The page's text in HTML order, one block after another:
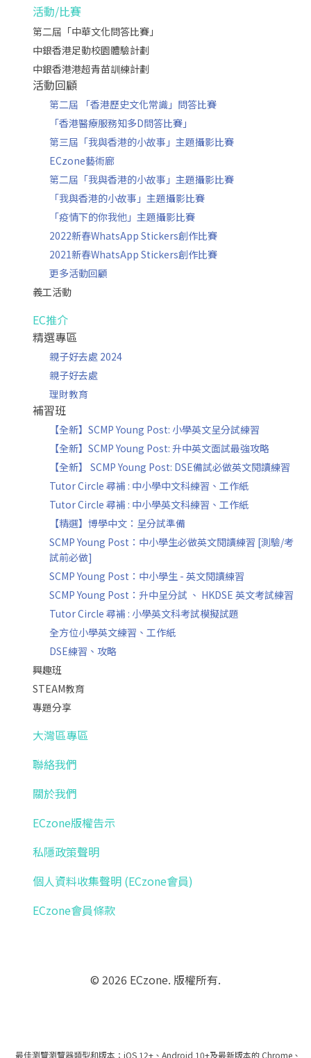
活動/比賽
第二屆「中華文化問答比賽」
中銀香港足動校園體驗計劃
中銀香港港超青苗訓練計劃
活動回顧
第二屆 「香港歷史文化常識」問答比賽
「香港醫療服務知多D問答比賽」
第三屆「我與香港的小故事」主題攝影比賽
ECzone藝術廊
第二屆「我與香港的小故事」主題攝影比賽
「我與香港的小故事」主題攝影比賽
「疫情下的你我他」主題攝影比賽
2022新春WhatsApp Stickers創作比賽
2021新春WhatsApp Stickers創作比賽
更多活動回顧
義工活動
EC推介
精選專區
親子好去處 2024
親子好去處
理財教育
補習班
【全新】SCMP Young Post: 小學英文呈分試練習
【全新】SCMP Young Post: 升中英文面試最強攻略
【全新】 SCMP Young Post: DSE備試必做英文閱讀練習
Tutor Circle 尋補 : 中小學中文科練習、工作紙
Tutor Circle 尋補 : 中小學英文科練習、工作紙
【精選】博學中文：呈分試準備
SCMP Young Post：中小學生必做英文閱讀練習 [測驗/考
試前必做]
SCMP Young Post：中小學生 - 英文閱讀練習
SCMP Young Post：升中呈分試 、 HKDSE 英文考試練習
Tutor Circle 尋補 : 小學英文科考試模擬試題
全方位小學英文練習、工作紙
DSE練習、攻略
興趣班
STEAM教育
專題分享
大灣區專區
聯絡我們
關於我們
ECzone版權告示
私隱政策聲明
個人資料收集聲明 (ECzone會員)
ECzone會員條款
© 2026 ECzone. 版權所有.
最佳瀏覽瀏覽器類型和版本：iOS 12+、Android 10+及最新版本的 Chrome、